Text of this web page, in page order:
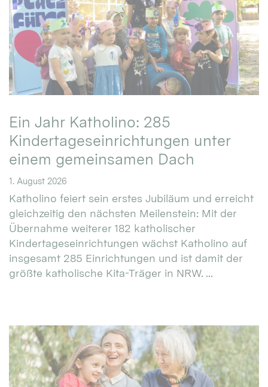
Ein Jahr Katholino: 285
Kindertageseinrichtungen unter
einem gemeinsamen Dach
1. August 2026
Katholino feiert sein erstes Jubiläum und erreicht
gleichzeitig den nächsten Meilenstein: Mit der
Übernahme weiterer 182 katholischer
Kindertageseinrichtungen wächst Katholino auf
insgesamt 285 Einrichtungen und ist damit der
größte katholische Kita-Träger in NRW. ...